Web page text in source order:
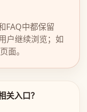
FAQ中都保留
户继续浏览；如
面。
关入口？